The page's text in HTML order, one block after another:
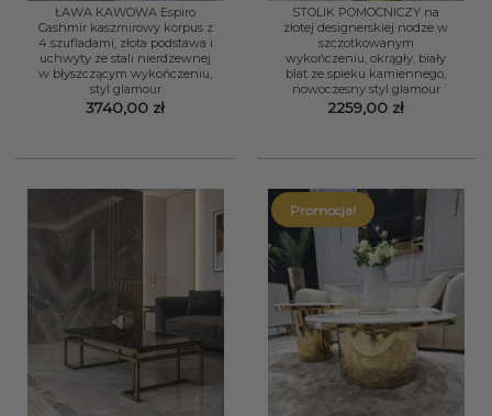
ŁAWA KAWOWA Espiro
Cashmir kaszmirowy korpus z
4 szufladami, złota podstawa i
uchwyty ze stali nierdzewnej
w błyszczącym wykończeniu,
styl glamour
3740,00 zł
STOLIK POMOCNICZY na
złotej designerskiej nodze w
szczotkowanym
wykończeniu, okrągły, biały
blat ze spieku kamiennego,
nowoczesny styl glamour
2259,00 zł
Promocja!